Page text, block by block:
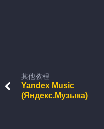
其他教程
Yandex Music
(Яндекс.Музыка)